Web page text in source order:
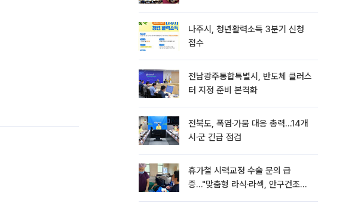
나주시, 청년활력소득 3분기 신청
접수
전남광주통합특별시, 반도체 클러스
터 지정 준비 본격화
전북도, 폭염·가뭄 대응 총력…14개
시·군 긴급 점검
휴가철 시력교정 수술 문의 급
증…"맞춤형 라식·라섹, 안구건조증